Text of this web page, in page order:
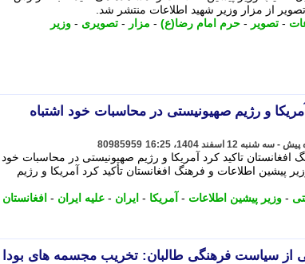
تصویر از مزار وزیر شهید اطلاعات منتشر شد.
- تصویر - حرم امام رضا(ع) - مزار - تصویری - وزیر
و رژیم صهیونیستی در محاسبات خود اشتباه
80985959
افغانستان تاکید کرد آمریکا و رژیم صهیونیستی در محاسبات خود
پیشین اطلاعات و فرهنگ افغانستان تأکید کرد آمریکا و رژیم
- وزیر پیشین اطلاعات - آمریکا - ایران - علیه ایران - افغانستان
از سیاست فرهنگی طالبان: تخریب مجسمه های بودا